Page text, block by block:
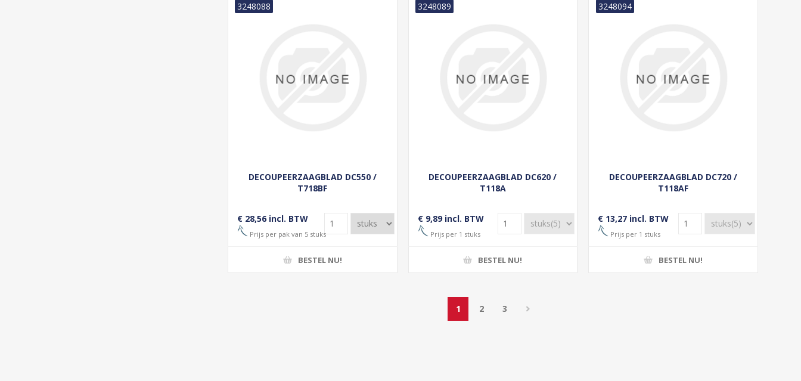
DECOUPEERZAAGBLAD DC550 /
T718BF
3248088
€ 28,56 incl. BTW
Prijs per pak van 5 stuks
BESTEL NU!
DECOUPEERZAAGBLAD DC620 /
T118A
3248089
€ 9,89 incl. BTW
Prijs per 1 stuks
BESTEL NU!
DECOUPEERZAAGBLAD DC720 /
T118AF
3248094
€ 13,27 incl. BTW
Prijs per 1 stuks
BESTEL NU!
1 2 3